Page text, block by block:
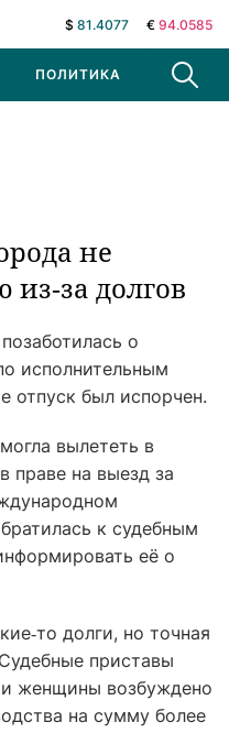
$ 81.4077 € 94.0585
ПОЛИТИКА В МИРЕ
не
долгов
о
исполнительным
отпуск был испорчен.
вылететь в
праве на выезд за
к судебным
её о
долги, но точная
приставы
женщины возбуждено
на сумму более